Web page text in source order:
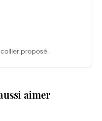
proposé.
aimer